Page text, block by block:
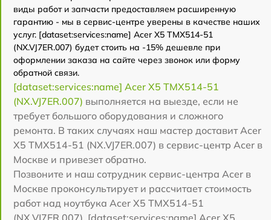
виды работ и запчасти предоставляем расширенную
гарантию - мы в сервис-центре уверены в качестве наших
услуг. [dataset:services:name] Acer X5 TMX514-51
(NX.VJ7ER.007) будет стоить на -15% дешевле при
оформлении заказа на сайте через звонок или форму
обратной связи.
[dataset:services:name] Acer X5 TMX514-51
(NX.VJ7ER.007) выполняется на выезде, если не
требует большого оборудования и сложного
ремонта. В таких случаях наш мастер доставит Acer
X5 TMX514-51 (NX.VJ7ER.007) в сервис-центр Acer в
Москве и привезет обратно.
Позвоните и наш сотрудник сервис-центра Acer в
Москве проконсультирует и рассчитает стоимость
работ над ноутбука Acer X5 TMX514-51